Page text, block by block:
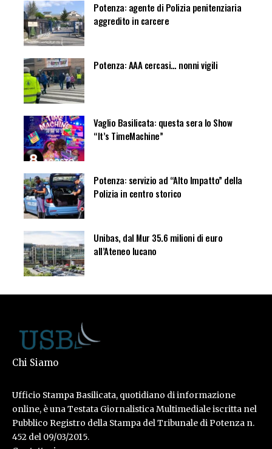
Potenza: agente di Polizia penitenziaria
aggredito in carcere
Potenza: AAA cercasi… nonni vigili
Vaglio Basilicata: questa sera lo Show
“It’s TimeMachine”
Potenza: servizio ad “Alto Impatto” della
Polizia in centro storico
Unibas, dal Mur 35.6 milioni di euro
all’Ateneo lucano
Chi Siamo
Ufficio Stampa Basilicata, quotidiano di informazione
online, è una Testata Giornalistica Multimediale iscritta nel
Pubblico Registro della Stampa del Tribunale di Potenza n.
452 del 09/03/2015.